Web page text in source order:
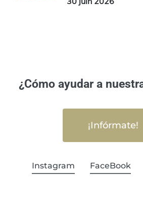
¿Cómo ayudar a
¡Infórmate!
Instagram FaceBook